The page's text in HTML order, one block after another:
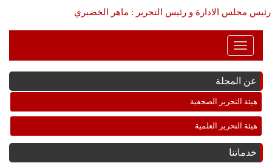
رئيس مجلس الادارة و رئيس التحرير : ماهر الخضيري
Toggle
Navigation
عن المجلة
هيئة التحرير الصحفية
هيئة التحرير العلمية
خدماتنا